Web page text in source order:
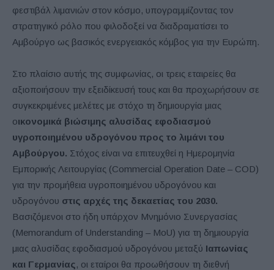
φεστιβάλ λιμανιών στον κόσμο, υπογραμμίζοντας τον
στρατηγικό ρόλο που φιλοδοξεί να διαδραματίσει το
Αμβούργο ως βασικός ενεργειακός κόμβος για την Ευρώπη.
Στο πλαίσιο αυτής της συμφωνίας, οι τρεις εταιρείες θα
αξιοποιήσουν την εξειδίκευσή τους και θα προχωρήσουν σε
συγκεκριμένες μελέτες με στόχο τη δημιουργία μιας
οικονομικά βιώσιμης αλυσίδας εφοδιασμού
υγροποιημένου υδρογόνου προς το λιμάνι του
Αμβούργου. Στόχος είναι να επιτευχθεί η Ημερομηνία
Εμπορικής Λειτουργίας (Commercial Operation Date – COD)
για την προμήθεια υγροποιημένου υδρογόνου και
υδρογόνου στις αρχές της δεκαετίας του 2030.
Βασιζόμενοι στο ήδη υπάρχον Μνημόνιο Συνεργασίας
(Memorandum of Understanding – MoU) για τη δημιουργία
μιας αλυσίδας εφοδιασμού υδρογόνου μεταξύ Ιαπωνίας
και Γερμανίας , οι εταίροι θα προωθήσουν τη διεθνή